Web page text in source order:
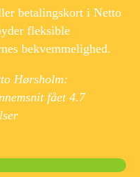
betalingskort i Netto
fleksible
bekvemmelighed.
Hørsholm:
fået 4.7